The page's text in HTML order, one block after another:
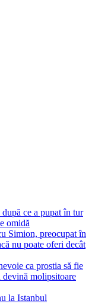
ce a pupat în tur
omidă
Simion, preocupat în
nu poate oferi decât
ca prostia să fie
devină molipsitoare
la Istanbul